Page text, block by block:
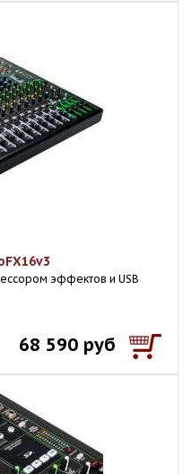
эффектов и USB
68 590 руб